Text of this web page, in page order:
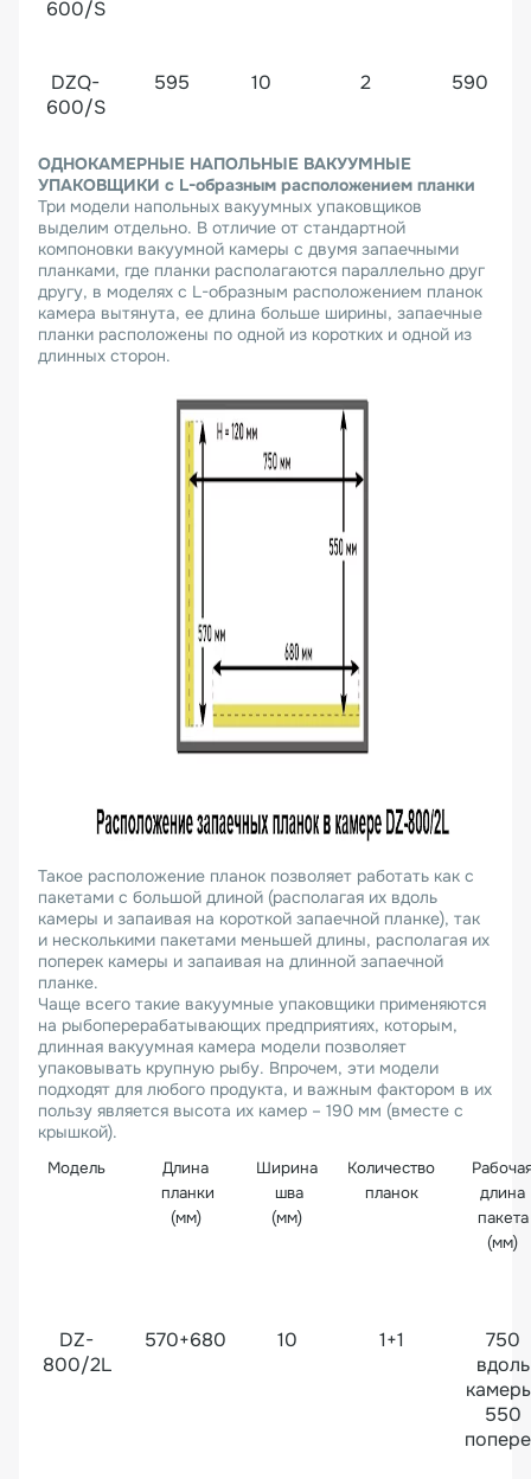
600/S
DZQ-
600/S
595 10 2 590
ОДНОКАМЕРНЫЕ НАПОЛЬНЫЕ ВАКУУМНЫЕ
УПАКОВЩИКИ с L-образным расположением планки
Три модели напольных вакуумных упаковщиков
выделим отдельно. В отличие от стандартной
компоновки вакуумной камеры с двумя запаечными
планками, где планки располагаются параллельно друг
другу, в моделях с L-образным расположением планок
камера вытянута, ее длина больше ширины, запаечные
планки расположены по одной из коротких и одной из
длинных сторон.
Такое расположение планок позволяет работать как с
пакетами с большой длиной (располагая их вдоль
камеры и запаивая на короткой запаечной планке), так
и несколькими пакетами меньшей длины, располагая их
поперек камеры и запаивая на длинной запаечной
планке.
Чаще всего такие вакуумные упаковщики применяются
на рыбоперерабатывающих предприятиях, которым,
длинная вакуумная камера модели позволяет
упаковывать крупную рыбу. Впрочем, эти модели
подходят для любого продукта, и важным фактором в их
пользу является высота их камер – 190 мм (вместе с
крышкой).
Модель
Длина
планки
(мм)
Ширина
шва
(мм)
Количество
планок
длина
пакета
(мм)
DZ-
800/2L
570+680 10 1+1
750
вдоль
550